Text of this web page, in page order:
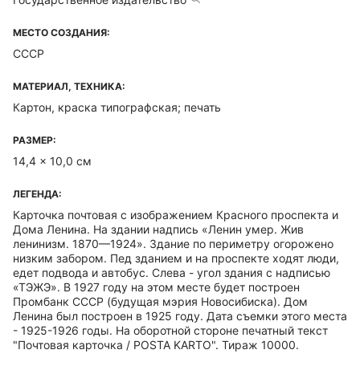
МЕСТО СОЗДАНИЯ:
СССР
МАТЕРИАЛ, ТЕХНИКА:
Картон, краска типографская; печать
РАЗМЕР:
14,4 x 10,0 см
ЛЕГЕНДА:
Карточка почтовая с изображением Красного проспекта и
Дома Ленина. На здании надпись «Ленин умер. Жив
ленинизм. 1870—1924». Здание по периметру огорожено
низким забором. Пед зданием и на проспекте ходят люди,
едет подвода и автобус. Слева - угол здания с надписью
«ТЭЖЭ». В 1927 году на этом месте будет построен
Промбанк СССР (будущая мэрия Новосибиска). Дом
Ленина был построен в 1925 году. Дата съемки этого места
- 1925-1926 годы. На оборотной стороне печатный текст
"Почтовая карточка / POSTA KARTO". Тираж 10000.